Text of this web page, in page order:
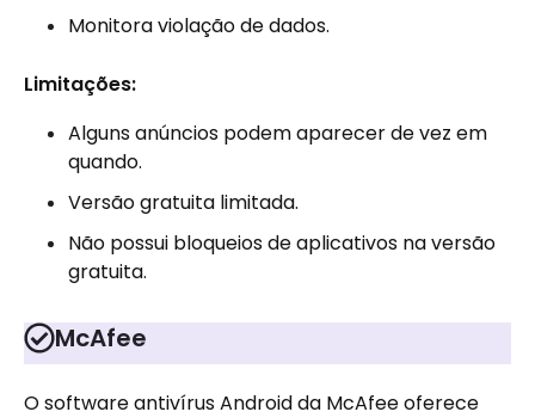
Monitora violação de dados.
Limitações:
Alguns anúncios podem aparecer de vez em
quando.
Versão gratuita limitada.
Não possui bloqueios de aplicativos na versão
gratuita.
McAfee
O software antivírus Android da McAfee oferece